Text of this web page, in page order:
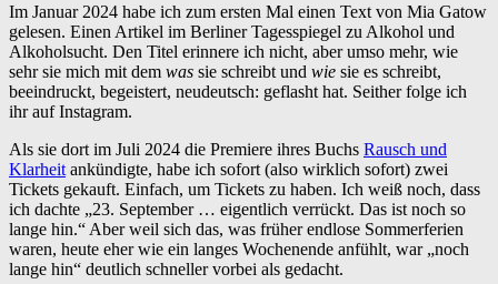
Im Januar 2024 habe ich zum ersten Mal einen Text von Mia Gatow
gelesen. Einen Artikel im Berliner Tagesspiegel zu Alkohol und
Alkoholsucht. Den Titel erinnere ich nicht, aber umso mehr, wie
sehr sie mich mit dem was sie schreibt und wie sie es schreibt,
beeindruckt, begeistert, neudeutsch: geflasht hat. Seither folge ich
ihr auf Instagram.
Als sie dort im Juli 2024 die Premiere ihres Buchs Rausch und
Klarheit ankündigte, habe ich sofort (also wirklich sofort) zwei
Tickets gekauft. Einfach, um Tickets zu haben. Ich weiß noch, dass
ich dachte „23. September … eigentlich verrückt. Das ist noch so
lange hin.“ Aber weil sich das, was früher endlose Sommerferien
waren, heute eher wie ein langes Wochenende anfühlt, war „noch
lange hin“ deutlich schneller vorbei als gedacht.